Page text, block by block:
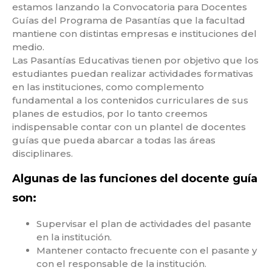
estamos lanzando la Convocatoria para Docentes
Guías del Programa de Pasantías que la facultad
mantiene con distintas empresas e instituciones del
medio.
Las Pasantías Educativas tienen por objetivo que los
estudiantes puedan realizar actividades formativas
en las instituciones, como complemento
fundamental a los contenidos curriculares de sus
planes de estudios, por lo tanto creemos
indispensable contar con un plantel de docentes
guías que pueda abarcar a todas las áreas
disciplinares.
Algunas de las funciones del docente guía
son:
Supervisar el plan de actividades del pasante
en la institución.
Mantener contacto frecuente con el pasante y
con el responsable de la institución.